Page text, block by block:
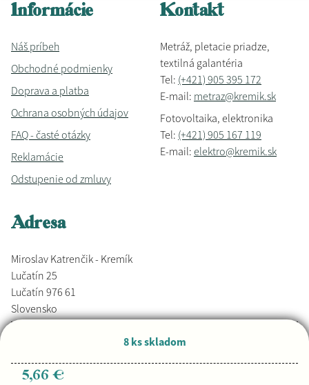
8 ks skladom
5,66 €
Informácie
Náš príbeh
Obchodné podmienky
Doprava a platba
Ochrana osobných údajov
FAQ - časté otázky
Reklamácie
Odstupenie od zmluvy
Kontakt
Metráž, pletacie priadze,
textilná galantéria
Tel: (+421) 905 395 172
E-mail: metraz@kremik.sk
Fotovoltaika, elektronika
Tel: (+421) 905 167 119
E-mail: elektro@kremik.sk
Adresa
Miroslav Katrenčik - Kremík
Lučatín 25
Lučatín 976 61
Slovensko